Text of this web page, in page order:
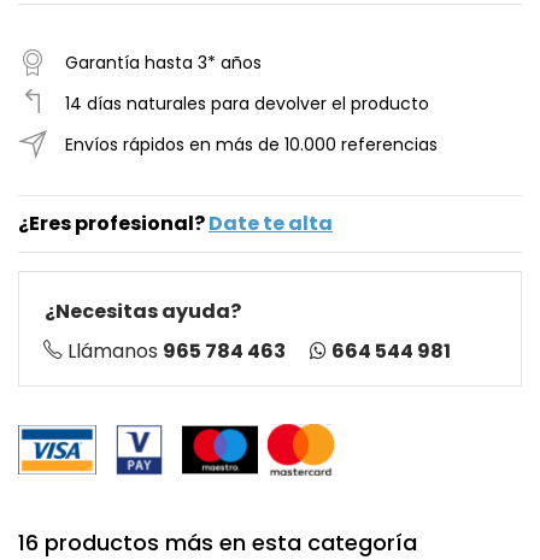
Garantía hasta 3* años
14 días naturales para devolver el producto
Envíos rápidos en más de 10.000 referencias
¿Eres profesional?Date te alta
¿Necesitas ayuda?
Llámanos 965 784 463 664 544 981
16 productos más en esta categoría